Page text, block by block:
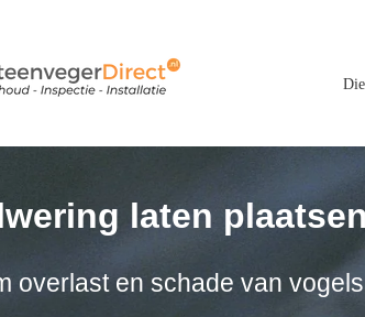
laten
overlast en schade van vogels